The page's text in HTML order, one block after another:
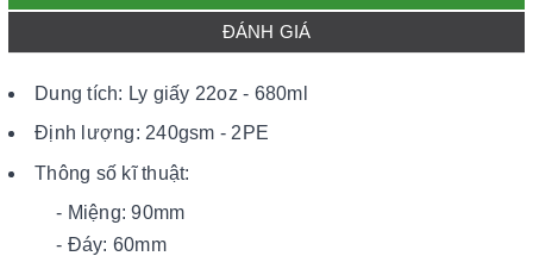
ĐÁNH GIÁ
Dung tích: Ly giấy 22oz - 680ml
Định lượng: 240gsm - 2PE
Thông số kĩ thuật:
- Miệng: 90mm
- Đáy: 60mm